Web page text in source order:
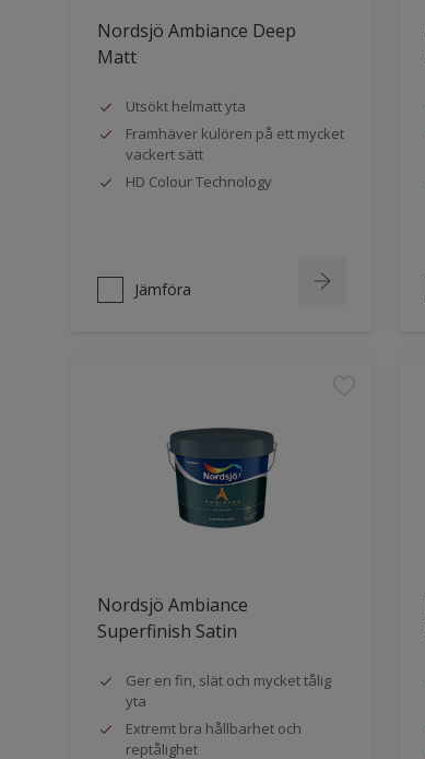
Nordsjö Ambiance Deep
Matt
Utsökt helmatt yta
Framhäver kulören på ett mycket
vackert sätt
HD Colour Technology
Jämföra
Nordsjö Ambiance
Superfinish Satin
Ger en fin, slät och mycket tålig
yta
Extremt bra hållbarhet och
reptålighet